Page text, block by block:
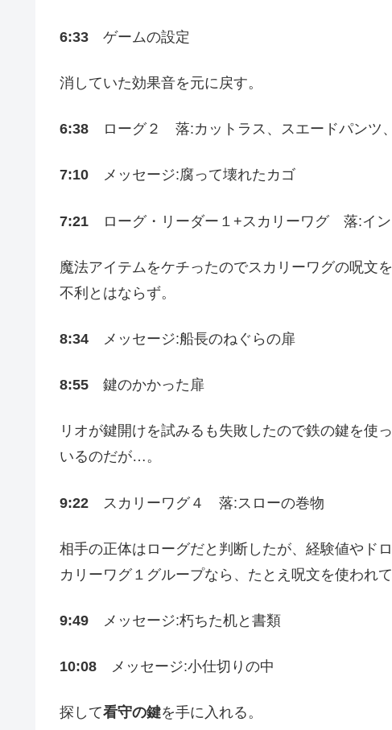
6:33 ゲームの設定
消していた効果音を元に戻す。
6:38 ローグ２ 落:カットラス、スエードパンツ
7:10 メッセージ:腐って壊れたカゴ
7:21 ローグ・リーダー１+スカリーワグ 落:イン
魔法アイテムをケチったのでスカリーワグの呪文
不利とはならず。
8:34 メッセージ:船長のねぐらの扉
8:55 鍵のかかった扉
リオが鍵開けを試みるも失敗したので鉄の鍵を使
いるのだが…。
9:22 スカリーワグ４ 落:スローの巻物
相手の正体はローグだと判断したが、経験値やド
カリーワグ１グループなら、たとえ呪文を使われ
9:49 メッセージ:朽ちた机と書類
10:08 メッセージ:小仕切りの中
探して看守の鍵を手に入れる。